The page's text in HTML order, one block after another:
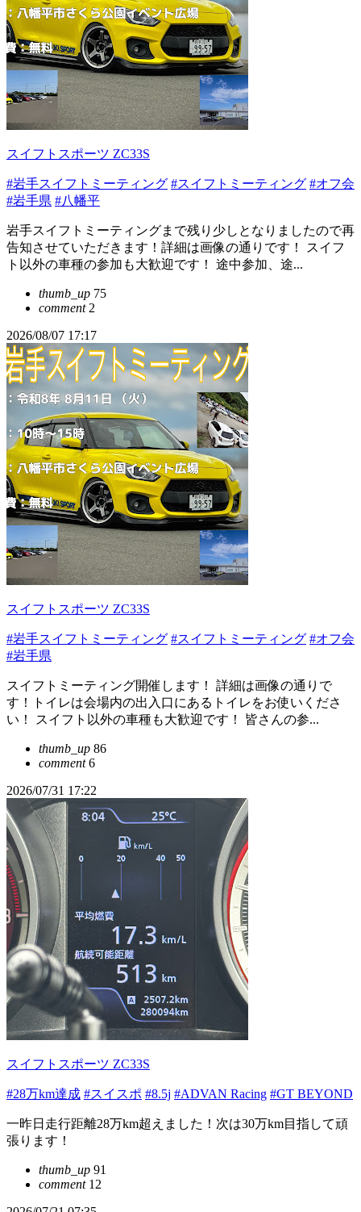
スイフトスポーツ ZC33S
#岩手スイフトミーティング #スイフトミーティング #オフ会
#岩手県 #八幡平
岩手スイフトミーティングまで残り少しとなりましたので再
告知させていただきます！詳細は画像の通りです！ スイフ
ト以外の車種の参加も大歓迎です！ 途中参加、途...
thumb_up 75
comment2
2026/08/07 17:17
スイフトスポーツ ZC33S
#岩手スイフトミーティング #スイフトミーティング #オフ会
#岩手県
スイフトミーティング開催します！ 詳細は画像の通りで
す！トイレは会場内の出入口にあるトイレをお使いくださ
い！ スイフト以外の車種も大歓迎です！ 皆さんの参...
thumb_up 86
comment6
2026/07/31 17:22
スイフトスポーツ ZC33S
#28万km達成 #スイスポ #8.5j #ADVAN Racing #GT BEYOND
一昨日走行距離28万km超えました！次は30万km目指して頑
張ります！
thumb_up 91
comment12